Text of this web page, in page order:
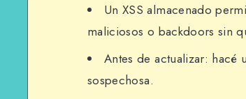
Un XSS almacenado
maliciosos o backdoors sin
Antes de actualizar: hacé
sospechosa.